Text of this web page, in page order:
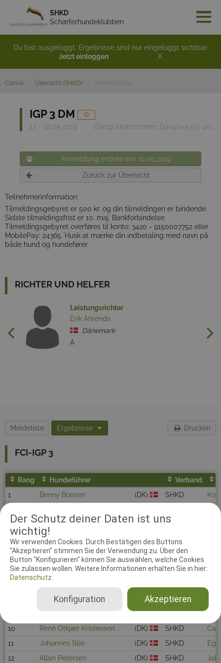
Der Schutz deiner Daten ist uns
wichtig!
Wir verwenden Cookies. Durch Bestätigen des Buttons
"Akzeptieren" stimmen Sie der Verwendung zu. Über den
Button "Konfigurieren" können Sie auswählen, welche Cookies
Sie zulassen wollen. Weitere Informationen erhalten Sie in hier:
Datenschutz.
Akzeptieren
Konfiguration
SHKD
Schæferhundeklubben
Du bist ausgeloggt. Ergebnisse sind nur eingeloggt sichtbar.
Jetzt einloggen
X
Caniva Übersicht (SHKD)
IGP 3 DM
17. - 18.05.2019 Darup Idrætscenter, Darupvej 50, 4000 Roskilde
Anmeldung endete am 10.05.2019
Zurück zur Übersicht
Teilnehmerinformation:
Tilmeldingsgebyret er 500 kr. og din tilmeldingen er bindende.
Sidste tilmeldingsfrist er 10. maj. Bankforbindelse:
Tilmeldingsgebyret overføres til konto: 3420 - 9150007752 eller
MobilePay: 24365. Husk at mærke din indbetaling med navn på
både hund og hundefører.
RICHTER UND HELFER
Leistungsrichter
Erik Ahrends
Dänemark
A
Meldeliste Ergebnisse Drucken
FCI-IGP 3
Rang Hundeführer Verband
1
Benny Boesen (DK) SHKD
3
Belinda Eie Kristensen (DK) SHKD
4
Jens Martin Kamstrup (DK) SHKD
Tommy Hansen (DK) SHKD
6
Allan maindal (DK) SHKD
Dorthe Stilling (DK) SHKD
Hugo Skov (DK) SHKD
10
René Otkjær Kristensen (DK) SHKD
11
Johannes Stie (DK) SHKD
12
Allan Petersen (DK) SHKD